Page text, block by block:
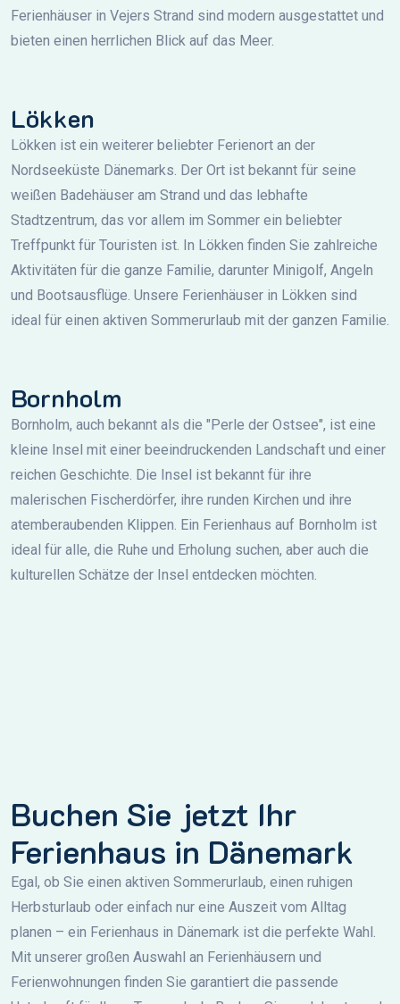
Ferienhäuser in Vejers Strand sind modern ausgestattet und
bieten einen herrlichen Blick auf das Meer.
Lökken
Lökken ist ein weiterer beliebter Ferienort an der
Nordseeküste Dänemarks. Der Ort ist bekannt für seine
weißen Badehäuser am Strand und das lebhafte
Stadtzentrum, das vor allem im Sommer ein beliebter
Treffpunkt für Touristen ist. In Lökken finden Sie zahlreiche
Aktivitäten für die ganze Familie, darunter Minigolf, Angeln
und Bootsausflüge. Unsere Ferienhäuser in Lökken sind
ideal für einen aktiven Sommerurlaub mit der ganzen Familie.
Bornholm
Bornholm, auch bekannt als die "Perle der Ostsee", ist eine
kleine Insel mit einer beeindruckenden Landschaft und einer
reichen Geschichte. Die Insel ist bekannt für ihre
malerischen Fischerdörfer, ihre runden Kirchen und ihre
atemberaubenden Klippen. Ein Ferienhaus auf Bornholm ist
ideal für alle, die Ruhe und Erholung suchen, aber auch die
kulturellen Schätze der Insel entdecken möchten.
Buchen Sie jetzt Ihr
Ferienhaus in Dänemark
Egal, ob Sie einen aktiven Sommerurlaub, einen ruhigen
Herbsturlaub oder einfach nur eine Auszeit vom Alltag
planen – ein Ferienhaus in Dänemark ist die perfekte Wahl.
Mit unserer großen Auswahl an Ferienhäusern und
Ferienwohnungen finden Sie garantiert die passende